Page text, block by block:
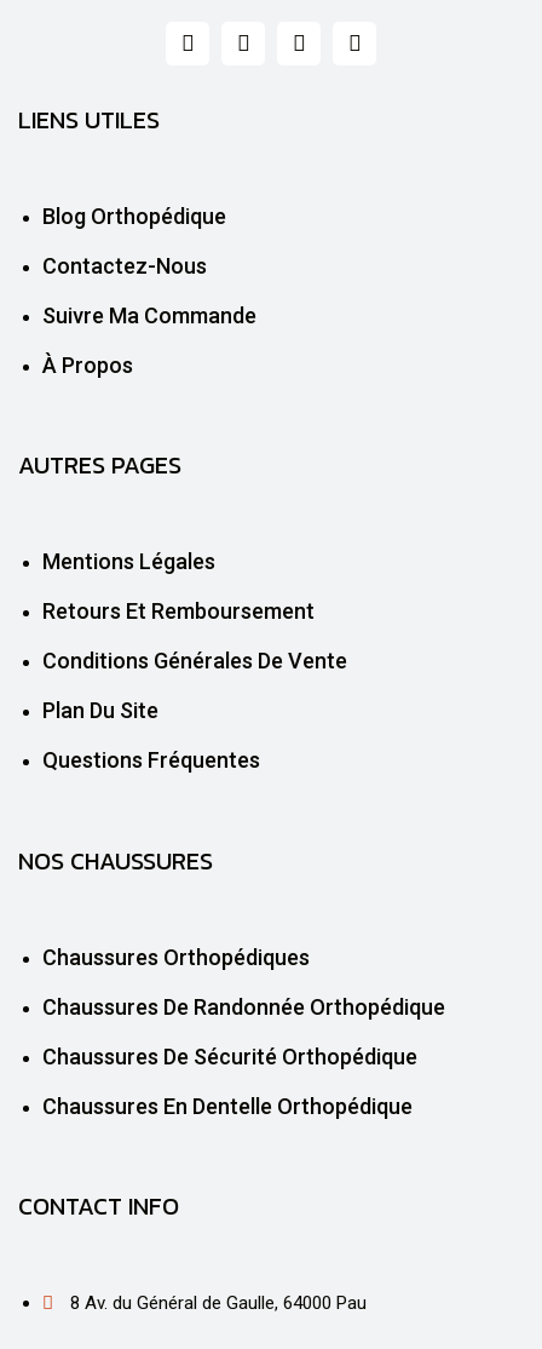
LIENS UTILES
Blog Orthopédique
Contactez-Nous
Suivre Ma Commande
À Propos
AUTRES PAGES
Mentions Légales
Retours Et Remboursement
Conditions Générales De Vente
Plan Du Site
Questions Fréquentes
NOS CHAUSSURES
Chaussures Orthopédiques
Chaussures De Randonnée Orthopédique
Chaussures De Sécurité Orthopédique
Chaussures En Dentelle Orthopédique
CONTACT INFO
8 Av. du Général de Gaulle, 64000 Pau